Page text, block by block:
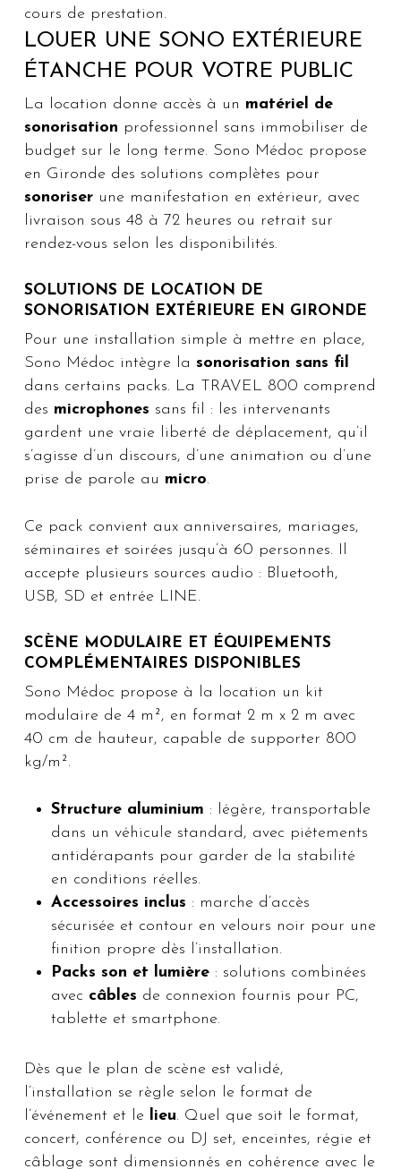
cours de prestation.
LOUER UNE SONO EXTÉRIEURE
ÉTANCHE POUR VOTRE PUBLIC
La location donne accès à un matériel de
sonorisation professionnel sans immobiliser de
budget sur le long terme. Sono Médoc propose
en Gironde des solutions complètes pour
sonoriserune manifestation en extérieur, avec
livraison sous 48 à 72 heures ou retrait sur
rendez-vous selon les disponibilités.
SOLUTIONS DE LOCATION DE
SONORISATION EXTÉRIEURE EN GIRONDE
Pour une installation simple à mettre en place,
Sono Médoc intègre la sonorisation sans fil
dans certains packs. La TRAVEL 800 comprend
des microphones sans fil : les intervenants
gardent une vraie liberté de déplacement, qu’il
s’agisse d’un discours, d’une animation ou d’une
prise de parole au micro.
Ce pack convient aux anniversaires, mariages,
séminaires et soirées jusqu’à 60 personnes. Il
accepte plusieurs sources audio : Bluetooth,
USB, SD et entrée LINE.
SCÈNE MODULAIRE ET ÉQUIPEMENTS
COMPLÉMENTAIRES DISPONIBLES
Sono Médoc propose à la location un kit
modulaire de 4 m², en format 2 m x 2 m avec
40 cm de hauteur, capable de supporter 800
kg/m².
Structure aluminium : légère, transportable
dans un véhicule standard, avec piétements
antidérapants pour garder de la stabilité
en conditions réelles.
Accessoires inclus : marche d’accès
sécurisée et contour en velours noir pour une
finition propre dès l’installation.
Packs son et lumière: solutions combinées
avec câbles de connexion fournis pour PC,
tablette et smartphone.
Dès que le plan de scène est validé,
l’installation se règle selon le format de
l’événement et le lieu. Quel que soit le format,
concert, conférence ou DJ set, enceintes, régie et
câblage sont dimensionnés en cohérence avec le